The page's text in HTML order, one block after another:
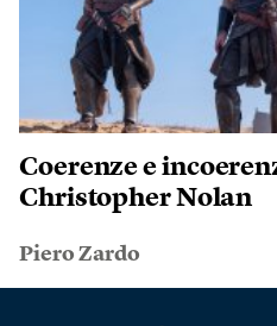
Coerenze e
Christopher Nolan
Piero Zardo